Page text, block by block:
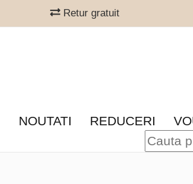
Retur gratuit
NOUTATI REDUCERI